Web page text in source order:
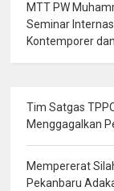
MTT PW
Seminar
Kontemporer
Tim Satgas
Menggagalkan
Mempererat
Pekanbaru